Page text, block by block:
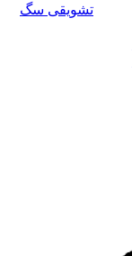
تشویقی سگ